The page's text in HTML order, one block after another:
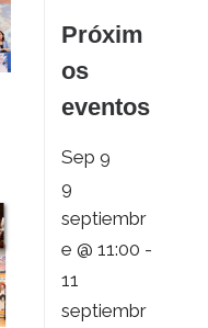
Próxim
os
eventos
Sep9
9
septiembr
e @ 11:00 -
11
septiembr